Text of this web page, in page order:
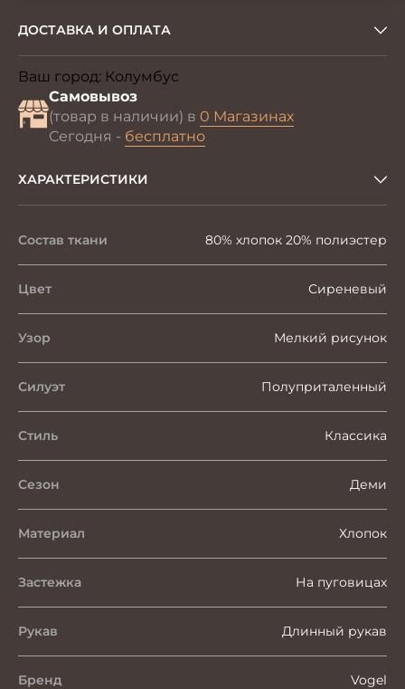
ДОСТАВКА И ОПЛАТА
Ваш город: Колумбус
Самовывоз
(товар в наличии) в 0 Магазинах
Сегодня - бесплатно
ХАРАКТЕРИСТИКИ
Состав ткани 80% хлопок 20% полиэстер
Цвет Сиреневый
Узор Мелкий рисунок
Силуэт Полуприталенный
Стиль Классика
Сезон Деми
Материал Хлопок
Застежка На пуговицах
Рукав Длинный рукав
Бренд Vogel